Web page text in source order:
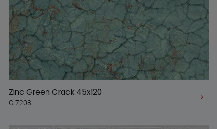
Zinc Green Crack 45x120
G-7208